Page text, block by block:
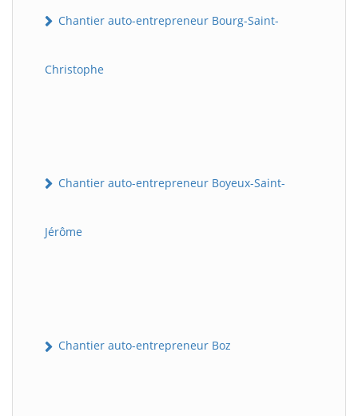
Chantier auto-entrepreneur Bourg-Saint-
Christophe
Chantier auto-entrepreneur Boyeux-Saint-
Jérôme
Chantier auto-entrepreneur Boz